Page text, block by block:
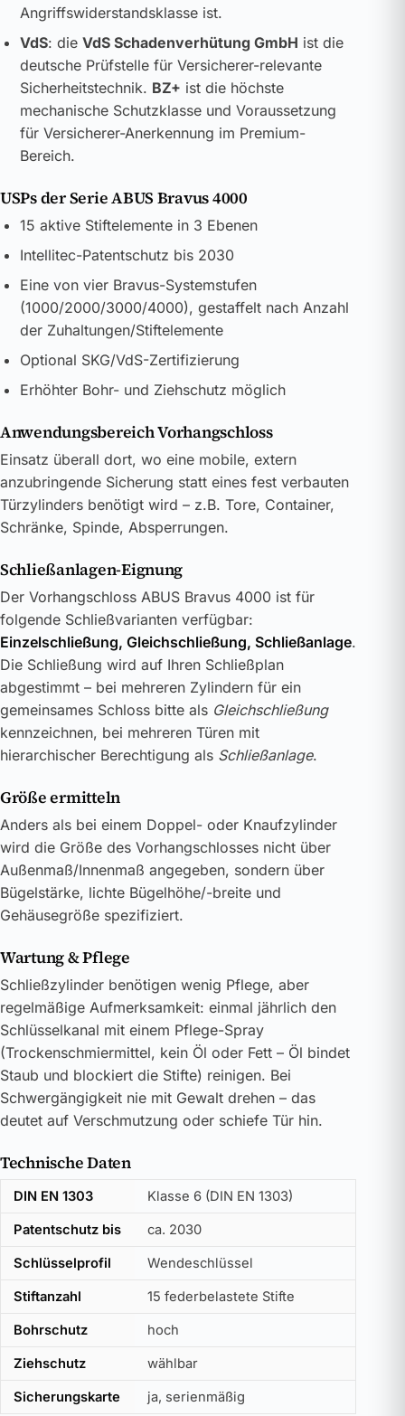
Angriffswiderstandsklasse ist.
VdS: die VdS Schadenverhütung GmbH ist die
deutsche Prüfstelle für Versicherer-relevante
Sicherheitstechnik. BZ+ ist die höchste
mechanische Schutzklasse und Voraussetzung
für Versicherer-Anerkennung im Premium-
Bereich.
USPs der Serie ABUS Bravus 4000
15 aktive Stiftelemente in 3 Ebenen
Intellitec-Patentschutz bis 2030
Eine von vier Bravus-Systemstufen
(1000/2000/3000/4000), gestaffelt nach Anzahl
der Zuhaltungen/Stiftelemente
Optional SKG/VdS-Zertifizierung
Erhöhter Bohr- und Ziehschutz möglich
Anwendungsbereich Vorhangschloss
Einsatz überall dort, wo eine mobile, extern
anzubringende Sicherung statt eines fest verbauten
Türzylinders benötigt wird – z.B. Tore, Container,
Schränke, Spinde, Absperrungen.
Schließanlagen-Eignung
Der Vorhangschloss ABUS Bravus 4000 ist für
folgende Schließvarianten verfügbar:
Einzelschließung, Gleichschließung, Schließanlage.
Die Schließung wird auf Ihren Schließplan
abgestimmt – bei mehreren Zylindern für ein
gemeinsames Schloss bitte als Gleichschließung
kennzeichnen, bei mehreren Türen mit
hierarchischer Berechtigung als Schließanlage.
Größe ermitteln
Anders als bei einem Doppel- oder Knaufzylinder
wird die Größe des Vorhangschlosses nicht über
Außenmaß/Innenmaß angegeben, sondern über
Bügelstärke, lichte Bügelhöhe/-breite und
Gehäusegröße spezifiziert.
Wartung & Pflege
Schließzylinder benötigen wenig Pflege, aber
regelmäßige Aufmerksamkeit: einmal jährlich den
Schlüsselkanal mit einem Pflege-Spray
(Trockenschmiermittel, kein Öl oder Fett – Öl bindet
Staub und blockiert die Stifte) reinigen. Bei
Schwergängigkeit nie mit Gewalt drehen – das
deutet auf Verschmutzung oder schiefe Tür hin.
Technische Daten
DIN EN 1303 Klasse 6 (DIN EN 1303)
Patentschutz bis ca. 2030
Schlüsselprofil Wendeschlüssel
Stiftanzahl 15 federbelastete Stifte
Bohrschutz hoch
Ziehschutz wählbar
Sicherungskarte ja, serienmäßig